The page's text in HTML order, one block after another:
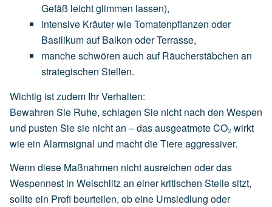
Gefäß leichtglimmen lassen),
intensive KräuterwieTomatenpflanzen oder
Basilikumauf Balkon oderTerrasse,
mancheschwören auch auf Räucherstäbchen an
strategischen Stellen.
Wichtig ist zudem Ihr Verhalten:
Bewahren Sie Ruhe, schlagen Sie nicht nach den Wespen
und pusten Sie sie nicht an – das ausgeatmete CO₂ wirkt
wie ein Alarmsignal und macht die Tiere aggressiver.
Wenn diese Maßnahmen nicht ausreichen oder das
Wespennest in Weischlitz an einer kritischen Stelle sitzt,
sollte ein Profi beurteilen, ob eine Umsiedlung oder